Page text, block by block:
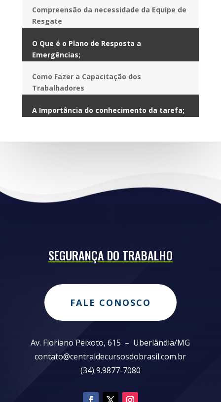
Compreensão da necessidade da Equipe de
Resgate
O Que é o Plano de Resposta a
Emergências;
Como Fazer a Capacitação dos
Trabalhadores
A Importância do conhecimento da tarefa;
SEGURANÇA DO TRABALHO
FALE CONOSCO
Av. Floriano Peixoto, 615 – Uberlândia/MG
contato@centraldecursosdobrasil.com.br
(34) 9.9877-7080